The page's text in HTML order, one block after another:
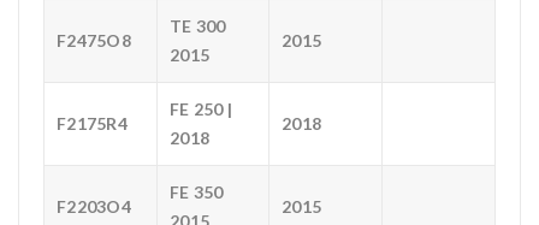
F2475O8
TE 300
2015
2015
F2175R4
FE 250 |
2018
2018
F2203O4
FE 350
2015